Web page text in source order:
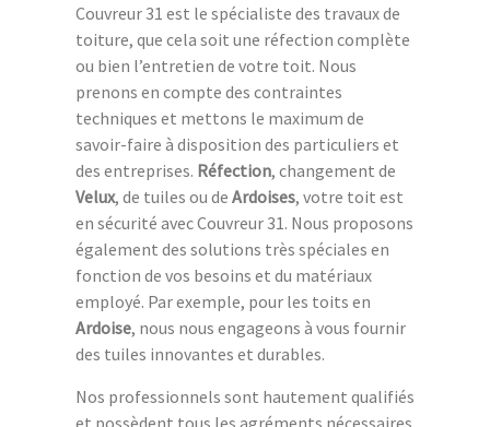
Couvreur 31 est le spécialiste des travaux de
toiture, que cela soit une réfection complète
ou bien l’entretien de votre toit. Nous
prenons en compte des contraintes
techniques et mettons le maximum de
savoir-faire à disposition des particuliers et
des entreprises. Réfection, changement de
Velux, de tuiles ou de Ardoises, votre toit est
en sécurité avec Couvreur 31. Nous proposons
également des solutions très spéciales en
fonction de vos besoins et du matériaux
employé. Par exemple, pour les toits en
Ardoise, nous nous engageons à vous fournir
des tuiles innovantes et durables.
Nos professionnels sont hautement qualifiés
et possèdent tous les agréments nécessaires